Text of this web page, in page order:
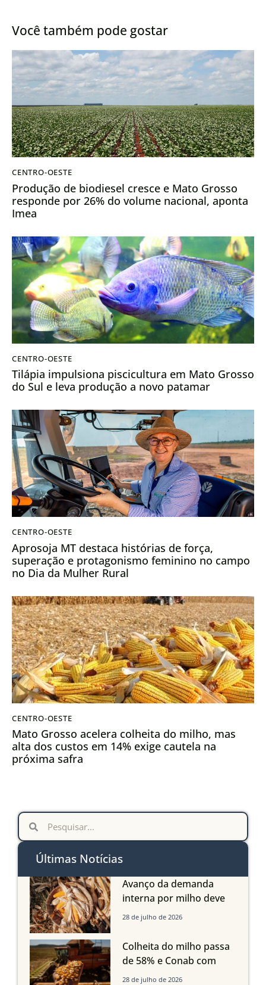
Você também pode gostar
CENTRO-OESTE
Produção de biodiesel cresce e Mato Grosso
responde por 26% do volume nacional, aponta
Imea
CENTRO-OESTE
Tilápia impulsiona piscicultura em Mato Grosso
do Sul e leva produção a novo patamar
CENTRO-OESTE
Aprosoja MT destaca histórias de força,
superação e protagonismo feminino no campo
no Dia da Mulher Rural
CENTRO-OESTE
Mato Grosso acelera colheita do milho, mas
alta dos custos em 14% exige cautela na
próxima safra
Últimas Notícias
Avanço da demanda
interna por milho deve
compensar aumento da
em Mato Grosso, aponta
Imea
28 de julho de 2026
Colheita do milho passa
de 58% e Conab com
boas produtividades em
28 de julho de 2026